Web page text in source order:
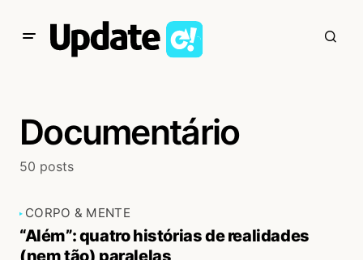
Documentário
50 posts
CORPO & MENTE
“Além”: quatro histórias de realidades
(nem tão) paralelas